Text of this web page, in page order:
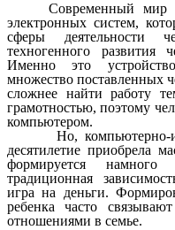
Современный мир
электронных систем,
сферы деятельности
техногенного развития
Именно это
множество поставленных
сложнее найти работу
грамотностью, поэтому
компьютером.
Но, компьютерно-
десятилетие приобрела
формируется
традиционная
игра на деньги.
ребенка часто
отношениями в семье.